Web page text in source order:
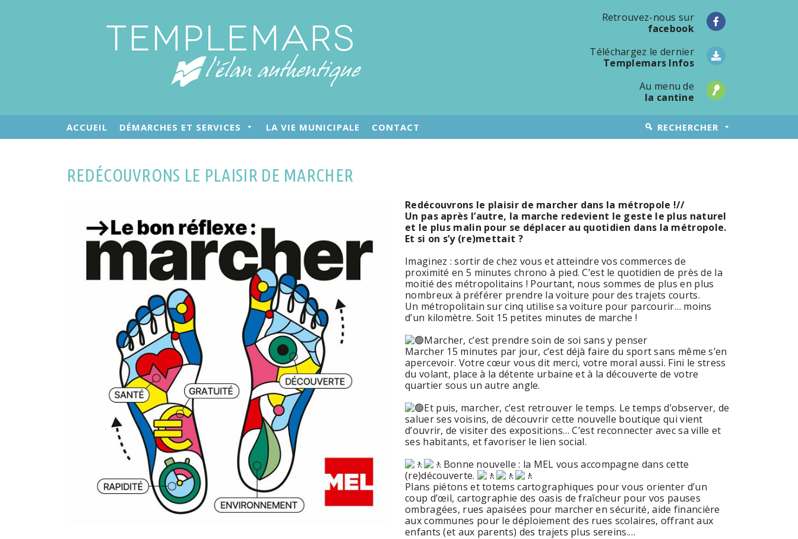
Retrouvez-nous sur
facebook
Téléchargez le dernier
Templemars Infos
Au menu de
la cantine
ACCUEIL DÉMARCHES ET SERVICES LA VIE MUNICIPALE CONTACT RECHERCHER
REDÉCOUVRONS LE PLAISIR DE MARCHER
Redécouvrons le plaisir de marcher dans la métropole !//
Un pas après l’autre, la marche redevient le geste le plus naturel
et le plus malin pour se déplacer au quotidien dans la métropole.
Et si on s’y (re)mettait ?
Imaginez : sortir de chez vous et atteindre vos commerces de
proximité en 5 minutes chrono à pied. C’est le quotidien de près de la
moitié des métropolitains ! Pourtant, nous sommes de plus en plus
nombreux à préférer prendre la voiture pour des trajets courts.
Un métropolitain sur cinq utilise sa voiture pour parcourir… moins
d’un kilomètre. Soit 15 petites minutes de marche !
Marcher, c’est prendre soin de soi sans y penser
Marcher 15 minutes par jour, c’est déjà faire du sport sans même s’en
apercevoir. Votre cœur vous dit merci, votre moral aussi. Fini le stress
du volant, place à la détente urbaine et à la découverte de votre
quartier sous un autre angle.
Et puis, marcher, c’est retrouver le temps. Le temps d’observer, de
saluer ses voisins, de découvrir cette nouvelle boutique qui vient
d’ouvrir, de visiter des expositions… C’est reconnecter avec sa ville et
ses habitants, et favoriser le lien social.
Bonne nouvelle : la MEL vous accompagne dans cette
(re)découverte.
Plans piétons et totems cartographiques pour vous orienter d’un
coup d’œil, cartographie des oasis de fraîcheur pour vos pauses
ombragées, rues apaisées pour marcher en sécurité, aide financière
aux communes pour le déploiement des rues scolaires, offrant aux
enfants (et aux parents) des trajets plus sereins.…